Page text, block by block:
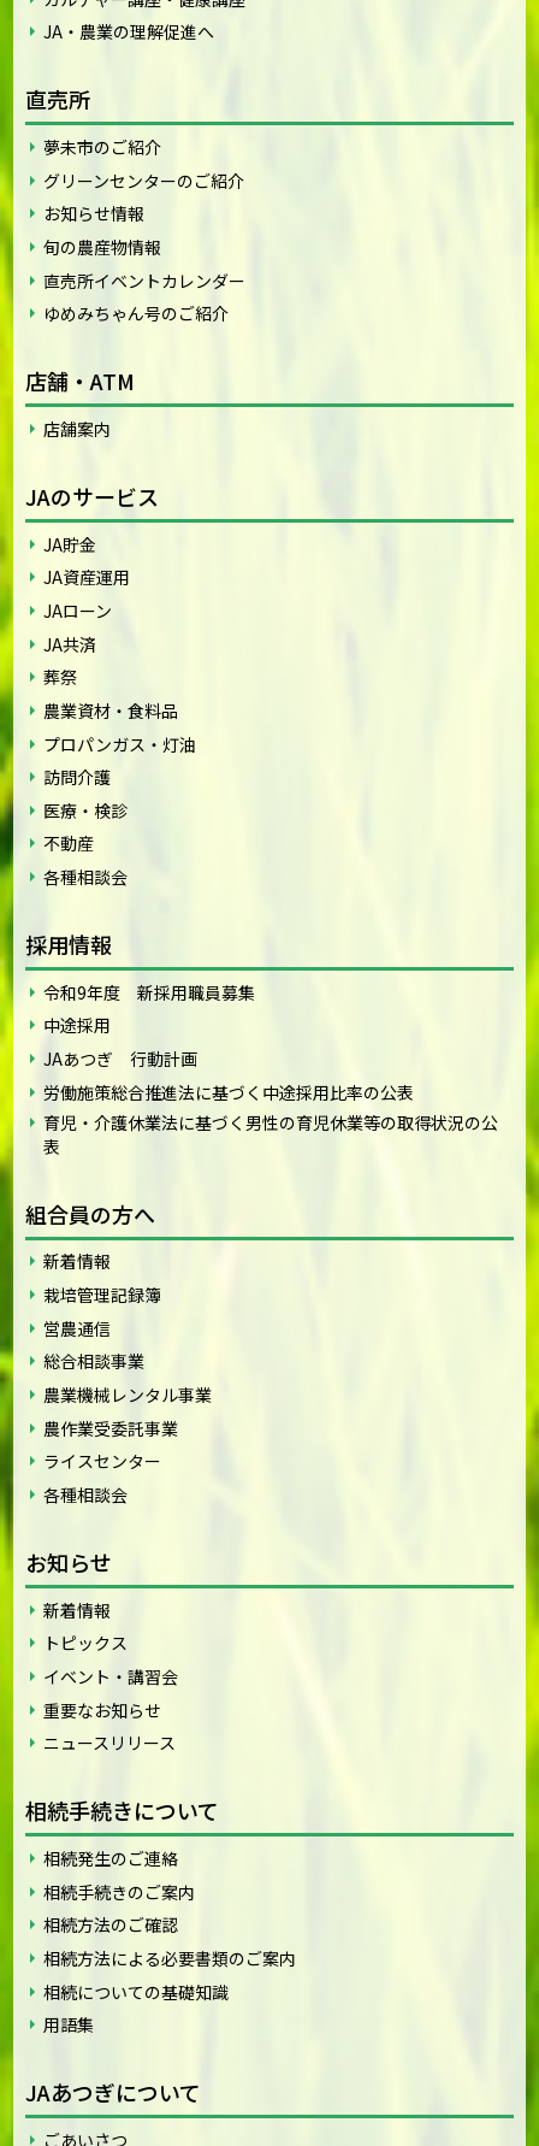
JA・農業の理解促進へ
直売所
夢未市のご紹介
グリーンセンターのご紹介
お知らせ情報
旬の農産物情報
直売所イベントカレンダー
ゆめみちゃん号のご紹介
店舗・ATM
店舗案内
JAのサービス
JA貯金
JA資産運用
JAローン
JA共済
葬祭
農業資材・食料品
プロパンガス・灯油
訪問介護
医療・検診
不動産
各種相談会
採用情報
令和9年度 新採用職員募集
中途採用
JAあつぎ 行動計画
労働施策総合推進法に基づく中途採用比率の公表
育児・介護休業法に基づく男性の育児休業等の取得状況の公
表
組合員の方へ
新着情報
栽培管理記録簿
営農通信
総合相談事業
農業機械レンタル事業
農作業受委託事業
ライスセンター
各種相談会
お知らせ
新着情報
トピックス
イベント・講習会
重要なお知らせ
ニュースリリース
相続手続きについて
相続発生のご連絡
相続手続きのご案内
相続方法のご確認
相続方法による必要書類のご案内
相続についての基礎知識
用語集
JAあつぎについて
ごあいさつ